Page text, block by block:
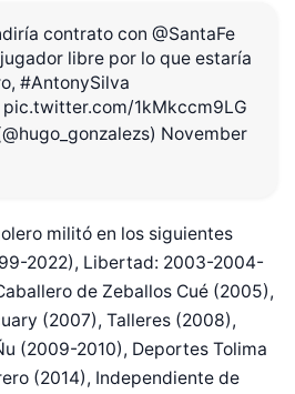
contrato con @SantaFe
libre por lo que estaría
#AntonySilva
pic.twitter.com/1kMkccm9LG
November
militó en los siguientes
2022), Libertad: 2003-2004-
de Zeballos Cué (2005),
(2007), Talleres (2008),
(2009-2010), Deportes Tolima
(2014), Independiente de